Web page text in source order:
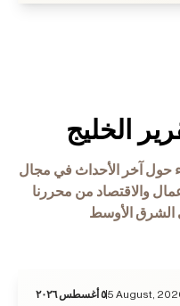
الخليج
حول آخر الأحداث في مجال
والاقتصاد من محررنا
الشرق الأوسط
٥ أغسطس ٢٠٢٦5 August,